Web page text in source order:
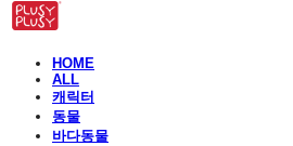
HOME
ALL
캐릭터
동물
바다동물